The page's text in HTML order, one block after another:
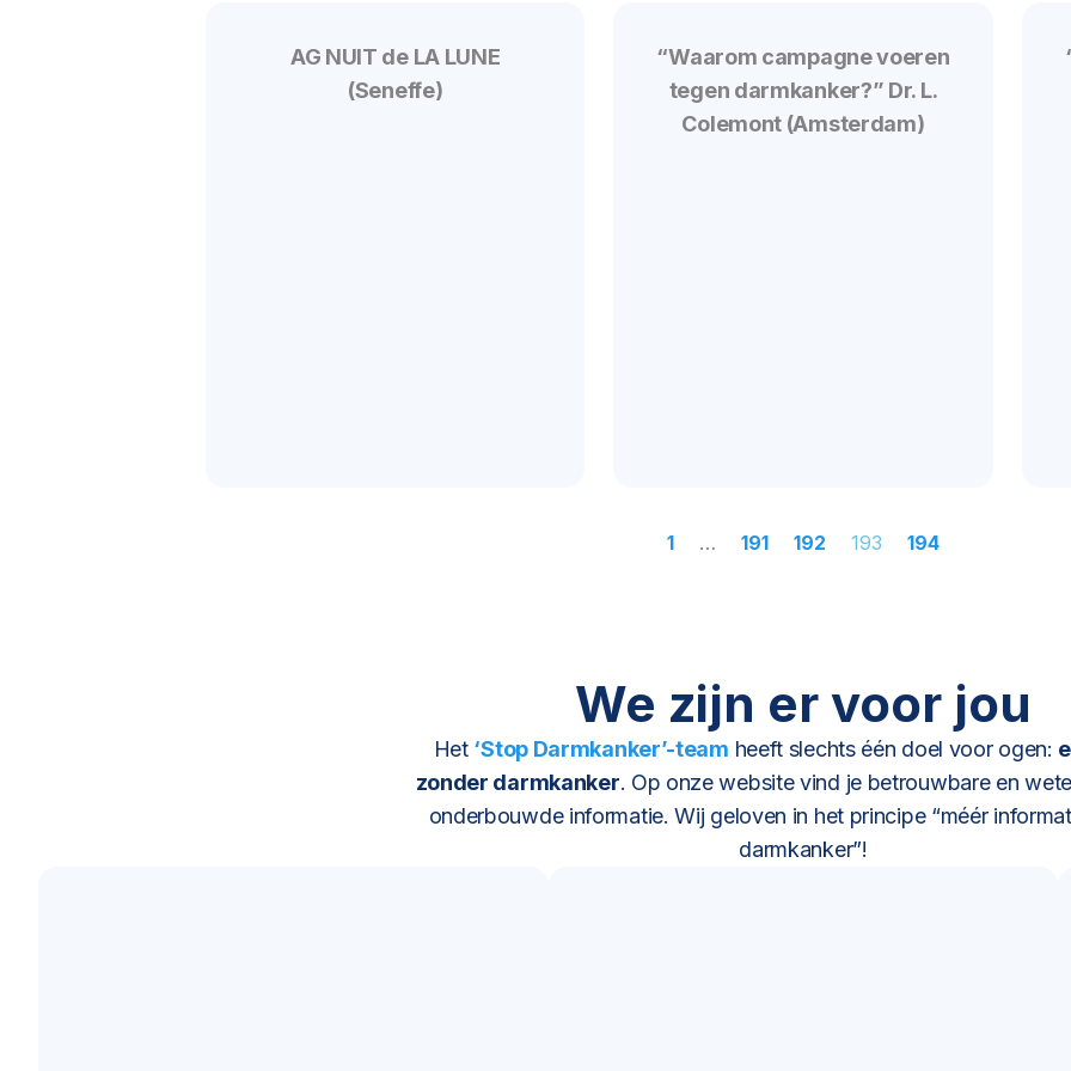
AG NUIT de LA LUNE
(Seneffe)
“Waarom campagne voeren
tegen darmkanker?” Dr. L.
Colemont (Amsterdam)
1 … 191 192 193 194
We zijn er voor jou
Het ‘Stop Darmkanker’-team heeft slechts één doel voor ogen:
zonder darmkanker. Op onze website vind je betrouwbare en
onderbouwde informatie. Wij geloven in het principe “méér
darmkanker”!